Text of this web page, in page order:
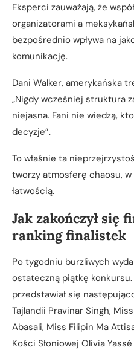
Eksperci zauważają, że
organizatorami a
bezpośrednio wpływa na
komunikację.
Dani Walker, amerykańska
„Nigdy wcześniej struktura
niejasna. Fani nie wiedzą,
decyzje”.
To właśnie ta
tworzy atmosferę chaosu,
łatwością.
Jak zakończył się
ranking finalistek
Po tygodniu burzliwych
ostateczną piątkę konkursu.
przedstawiał się
Tajlandii Pravinar Singh,
Abasali, Miss Filipin Ma
Kości Słoniowej Olivia